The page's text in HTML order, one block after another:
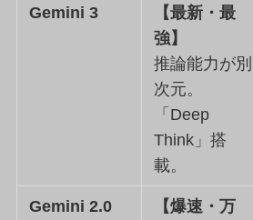
Gemini 3
【最新・最
強】
推論能力が別
次元。
「Deep
Think」搭
載。
Gemini 2.0
【爆速・万